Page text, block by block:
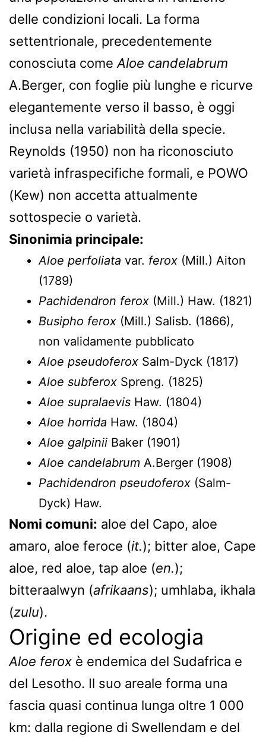
delle condizioni locali. La forma
settentrionale, precedentemente
conosciuta come Aloe candelabrum
A.Berger, con foglie più lunghe e ricurve
elegantemente verso il basso, è oggi
inclusa nella variabilità della specie.
Reynolds (1950) non ha riconosciuto
varietà infraspecifiche formali, e POWO
(Kew) non accetta attualmente
sottospecie o varietà.
Sinonimia principale:
Aloe perfoliata var. ferox (Mill.) Aiton
(1789)
Pachidendron ferox (Mill.) Haw. (1821)
Busipho ferox (Mill.) Salisb. (1866),
non validamente pubblicato
Aloe pseudoferox Salm-Dyck (1817)
Aloe subferox Spreng. (1825)
Aloe supralaevis Haw. (1804)
Aloe horrida Haw. (1804)
Aloe galpinii Baker (1901)
Aloe candelabrum A.Berger (1908)
Pachidendron pseudoferox (Salm-
Dyck) Haw.
Nomi comuni: aloe del Capo, aloe
amaro, aloe feroce (it.); bitter aloe, Cape
aloe, red aloe, tap aloe (en.);
bitteraalwyn (afrikaans); umhlaba, ikhala
(zulu).
Origine ed ecologia
Aloe ferox è endemica del Sudafrica e
del Lesotho. Il suo areale forma una
fascia quasi continua lunga oltre 1 000
km: dalla regione di Swellendam e del